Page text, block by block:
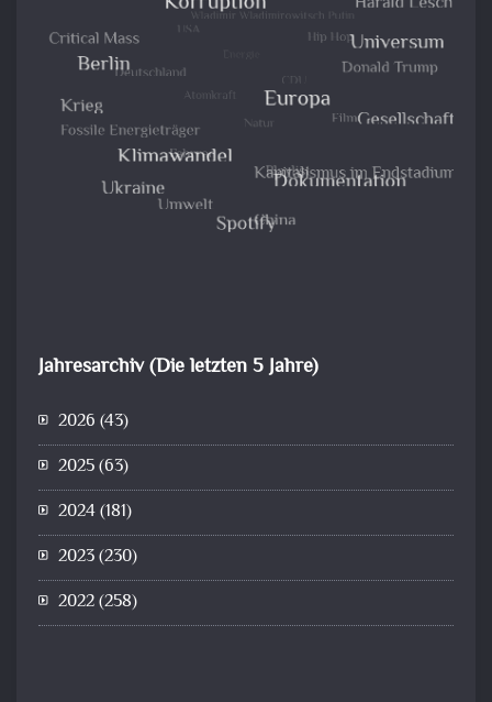
Jahresarchiv (Die letzten 5 Jahre)
2026 (43)
2025(63)
2024(181)
2023(230)
2022(258)